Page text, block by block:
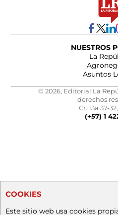
NUESTROS
La
Asuntos
© 2026, Editorial La
derechos
Cr. 13a 37-
(+57) 1
COOKIES
Este sitio web usa cookies